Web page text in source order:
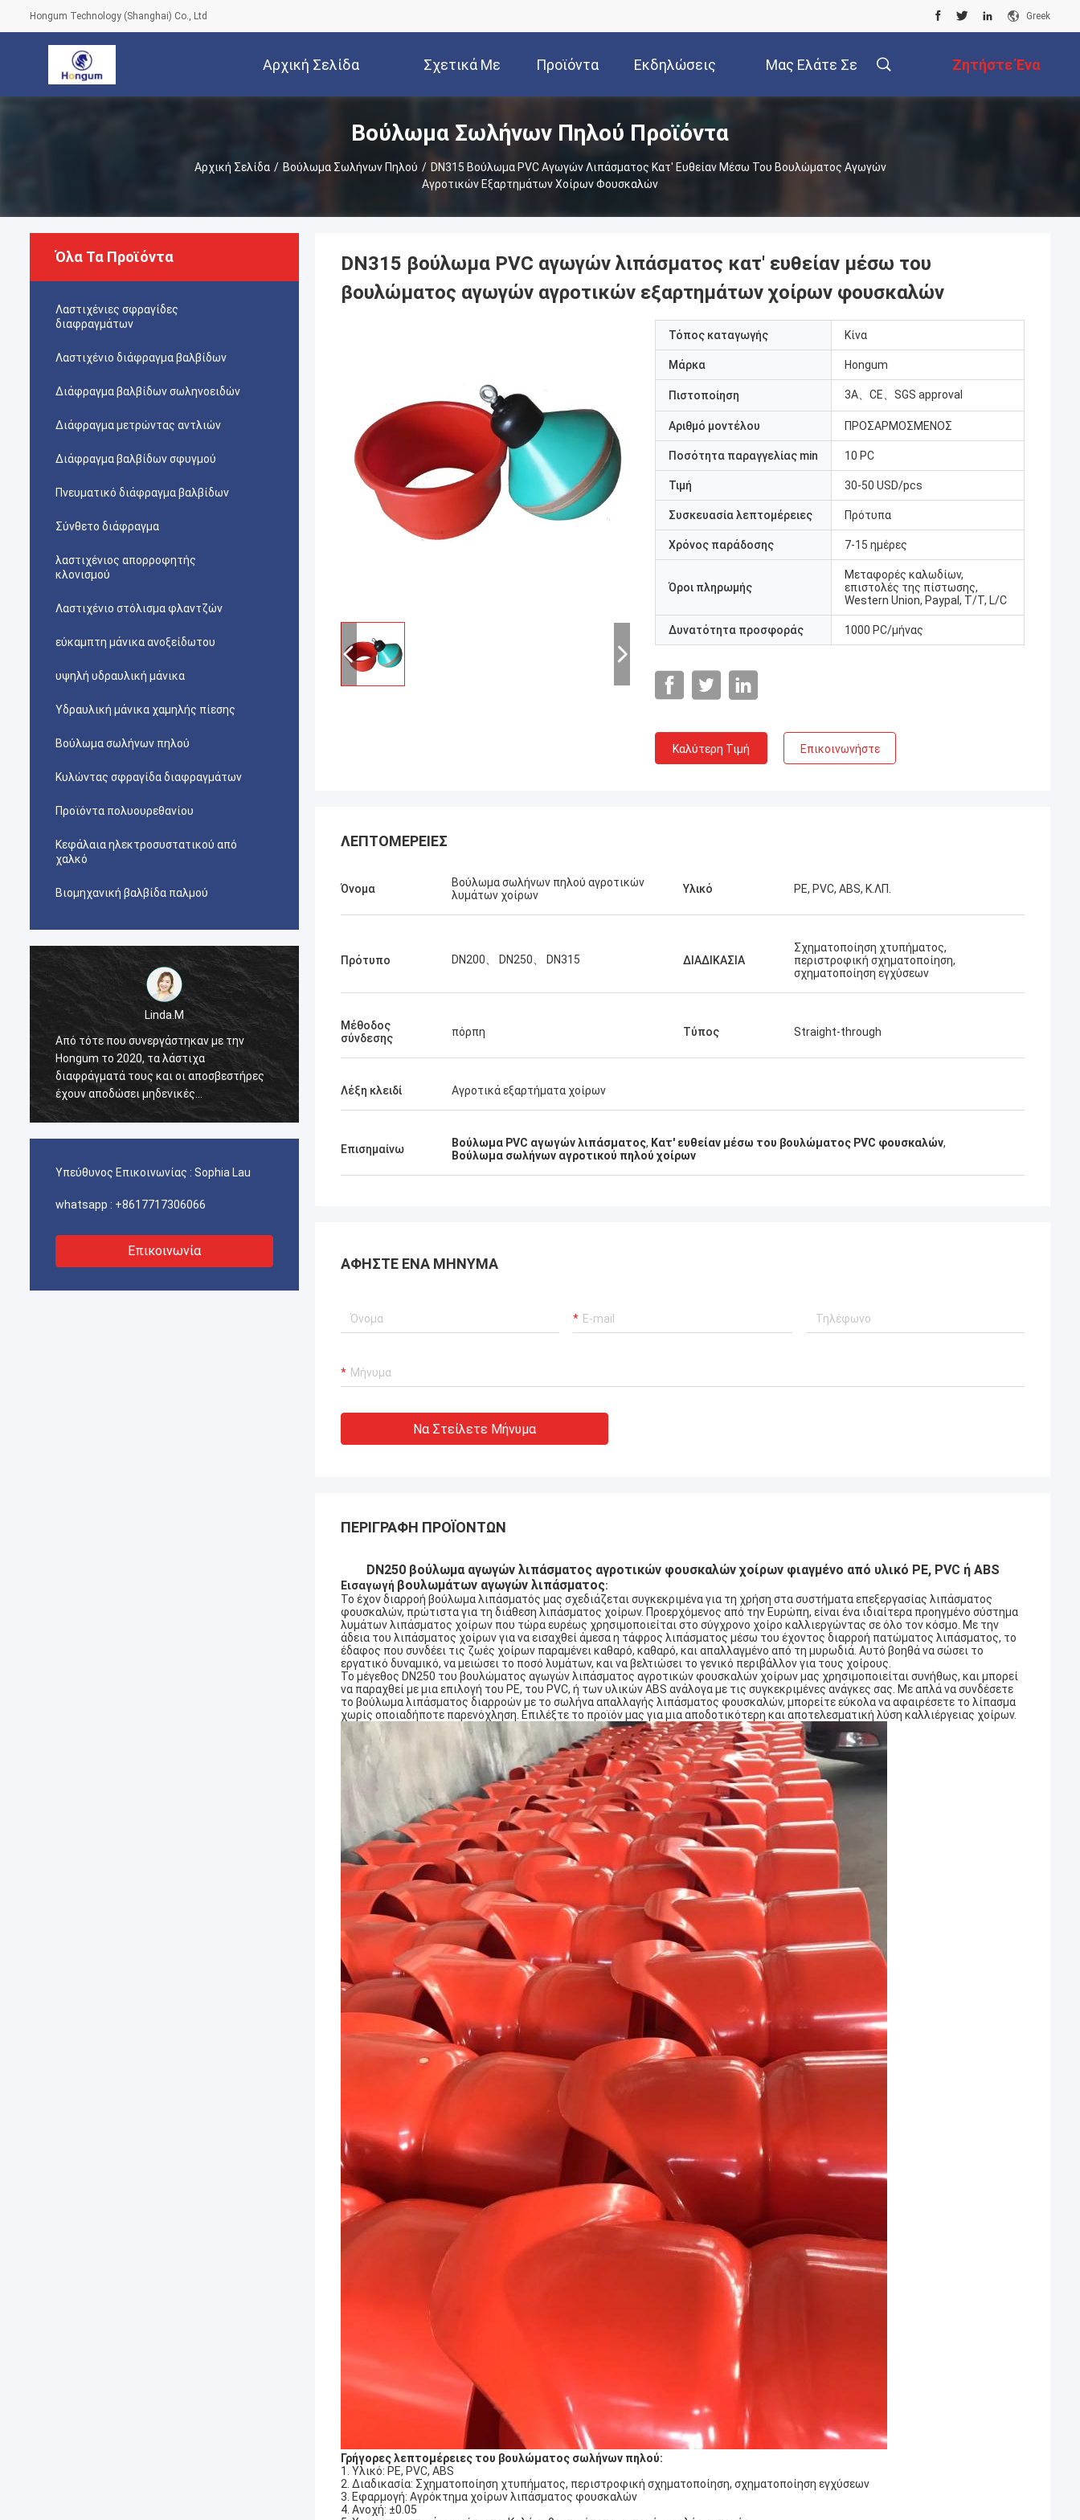
Hongum Technology (Shanghai) Co., Ltd Greek
Αρχική Σελίδα Σχετικά Με
Εμάς
Προϊόντα Εκδηλώσεις Μας Ελάτε Σε Ζητήστε Ένα
Απόσπασμα
Βούλωμα Σωλήνων Πηλού Προϊόντα
Αρχική Σελίδα / Βούλωμα Σωλήνων Πηλού / DN315 Βούλωμα PVC Αγωγών Λιπάσματος Κατ' Ευθείαν Μέσω Του Βουλώματος Αγωγών
Αγροτικών Εξαρτημάτων Χοίρων Φουσκαλών
Όλα Τα Προϊόντα
Λαστιχένιες σφραγίδες
διαφραγμάτων
Λαστιχένιο διάφραγμα βαλβίδων
Διάφραγμα βαλβίδων σωληνοειδών
Διάφραγμα μετρώντας αντλιών
Διάφραγμα βαλβίδων σφυγμού
Πνευματικό διάφραγμα βαλβίδων
Σύνθετο διάφραγμα
λαστιχένιος απορροφητής
κλονισμού
Λαστιχένιο στόλισμα φλαντζών
εύκαμπτη μάνικα ανοξείδωτου
υψηλή υδραυλική μάνικα
Υδραυλική μάνικα χαμηλής πίεσης
Βούλωμα σωλήνων πηλού
Κυλώντας σφραγίδα διαφραγμάτων
Προϊόντα πολυουρεθανίου
Κεφάλαια ηλεκτροσυστατικού από
χαλκό
Βιομηχανική βαλβίδα παλμού
Από τότε που συνεργάστηκαν με την
Hongum το 2020, τα λάστιχα
διαφράγματά τους και οι αποσβεστήρες
έχουν αποδώσει μηδενικές
αποτυχίες.διασφάλιση αδιάλειπτης
εξοπλισμός μεταφοράς ΥΦΑ.
Από τότε που συνεργάστηκαν με την
Hongum το 2020, τα λάστιχα
διαφράγματά τους και οι αποσβεστήρες
έχουν αποδώσει μηδενικές
αποτυχίες.διασφάλιση αδιάλειπτης
μας, συστήματα προώθησης σκαφών και
Υπεύθυνος Επικοινωνίας : Sophia Lau
whatsapp : +8617717306066
Επικοινωνία
DN315 βούλωμα PVC αγωγών λιπάσματος κατ' ευθείαν μέσω του
βουλώματος αγωγών αγροτικών εξαρτημάτων χοίρων φουσκαλών
Τόπος καταγωγής Κίνα
Μάρκα Hongum
Πιστοποίηση 3A、CE、SGS approval
Αριθμό μοντέλου ΠΡΟΣΑΡΜΟΣΜΕΝΟΣ
Ποσότητα παραγγελίας min 10 PC
Τιμή 30-50 USD/pcs
Συσκευασία λεπτομέρειες Πρότυπα
Χρόνος παράδοσης 7-15 ημέρες
Όροι πληρωμής
Μεταφορές καλωδίων,
επιστολές της πίστωσης,
Western Union, Paypal, T/T, L/C
Δυνατότητα προσφοράς 1000 PC/μήνας
Καλύτερη Τιμή Επικοινωνήστε
ΛΕΠΤΟΜΈΡΕΙΕΣ
Όνομα
Βούλωμα σωλήνων πηλού αγροτικών
λυμάτων χοίρων
Υλικό PE, PVC, ABS, Κ.ΛΠ.
Πρότυπο DN200、 DN250、 DN315 ΔΙΑΔΙΚΑΣΙΑ
Σχηματοποίηση χτυπήματος,
περιστροφική σχηματοποίηση,
σχηματοποίηση εγχύσεων
Μέθοδος
σύνδεσης
πόρπη Τύπος Straight-through
Λέξη κλειδί Αγροτικά εξαρτήματα χοίρων
Επισημαίνω Βούλωμα PVC αγωγών λιπάσματος, Κατ' ευθείαν μέσω του βουλώματος PVC φουσκαλών,
Βούλωμα σωλήνων αγροτικού πηλού χοίρων
ΑΦΉΣΤΕ ΈΝΑ ΜΉΝΥΜΑ
Να Στείλετε Μήνυμα
ΠΕΡΙΓΡΑΦΉ ΠΡΟΪΌΝΤΩΝ
DN250 βούλωμα αγωγών λιπάσματος αγροτικών φουσκαλών χοίρων φιαγμένο από υλικό PE, PVC ή ABS
Εισαγωγή βουλωμάτων αγωγών λιπάσματος:
Το έχον διαρροή βούλωμα λιπάσματός μας σχεδιάζεται συγκεκριμένα για τη χρήση στα συστήματα επεξεργασίας λιπάσματος
φουσκαλών, πρώτιστα για τη διάθεση λιπάσματος χοίρων. Προερχόμενος από την Ευρώπη, είναι ένα ιδιαίτερα προηγμένο σύστημα
λυμάτων λιπάσματος χοίρων που τώρα ευρέως χρησιμοποιείται στο σύγχρονο χοίρο καλλιεργώντας σε όλο τον κόσμο. Με την
άδεια του λιπάσματος χοίρων για να εισαχθεί άμεσα η τάφρος λιπάσματος μέσω του έχοντος διαρροή πατώματος λιπάσματος, το
έδαφος που συνδέει τις ζωές χοίρων παραμένει καθαρό, καθαρό, και απαλλαγμένο από τη μυρωδιά. Αυτό βοηθά να σώσει το
εργατικό δυναμικό, να μειώσει το ποσό λυμάτων, και να βελτιώσει το γενικό περιβάλλον για τους χοίρους.
Το μέγεθος DN250 του βουλώματος αγωγών λιπάσματος αγροτικών φουσκαλών χοίρων μας χρησιμοποιείται συνήθως, και μπορεί
να παραχθεί με μια επιλογή του PE, του PVC, ή των υλικών ABS ανάλογα με τις συγκεκριμένες ανάγκες σας. Με απλά να συνδέσετε
το βούλωμα λιπάσματος διαρροών με το σωλήνα απαλλαγής λιπάσματος φουσκαλών, μπορείτε εύκολα να αφαιρέσετε το λίπασμα
χωρίς οποιαδήποτε παρενόχληση. Επιλέξτε το προϊόν μας για μια αποδοτικότερη και αποτελεσματική λύση καλλιέργειας χοίρων.
Γρήγορες λεπτομέρειες του βουλώματος σωλήνων πηλού:
1. Υλικό: PE, PVC, ABS
2. Διαδικασία: Σχηματοποίηση χτυπήματος, περιστροφική σχηματοποίηση, σχηματοποίηση εγχύσεων
3. Εφαρμογή: Αγρόκτημα χοίρων λιπάσματος φουσκαλών
4. Ανοχή: ±0.05